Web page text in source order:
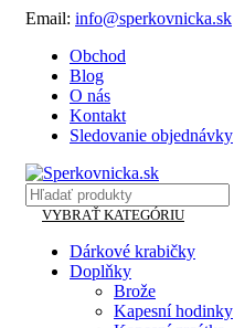
Email: info@sperkovnicka.sk
Obchod
Blog
O nás
Kontakt
Sledovanie objednávky
VYBRAŤ KATEGÓRIU
Dárkové krabičky
Doplňky
Brože
Kapesní hodinky